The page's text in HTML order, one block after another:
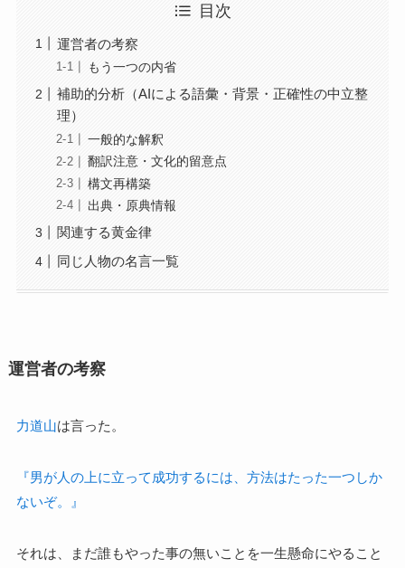
目次
運営者の考察
もう一つの内省
補助的分析（AIによる語彙・背景・正確性の中立整
理）
一般的な解釈
翻訳注意・文化的留意点
構文再構築
出典・原典情報
関連する黄金律
同じ人物の名言一覧
運営者の考察
力道山は言った。
『男が人の上に立って成功するには、方法はたった一つしか
ないぞ。』
それは、まだ誰もやった事の無いことを一生懸命にやること